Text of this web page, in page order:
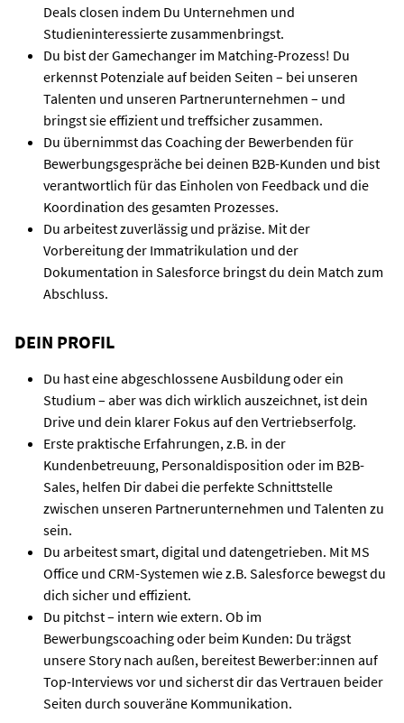
Deals closen indem Du Unternehmen und
Studieninteressierte zusammenbringst.
Du bist der Gamechanger im Matching-Prozess! Du
erkennst Potenziale auf beiden Seiten – bei unseren
Talenten und unseren Partnerunternehmen – und
bringst sie effizient und treffsicher zusammen.
Du übernimmst das Coaching der Bewerbenden für
Bewerbungsgespräche bei deinen B2B-Kunden und bist
verantwortlich für das Einholen von Feedback und die
Koordination des gesamten Prozesses.
Du arbeitest zuverlässig und präzise. Mit der
Vorbereitung der Immatrikulation und der
Dokumentation in Salesforce bringst du dein Match zum
Abschluss.
DEIN PROFIL
Du hast eine abgeschlossene Ausbildung oder ein
Studium – aber was dich wirklich auszeichnet, ist dein
Drive und dein klarer Fokus auf den Vertriebserfolg.
Erste praktische Erfahrungen, z.B. in der
Kundenbetreuung, Personaldisposition oder im B2B-
Sales, helfen Dir dabei die perfekte Schnittstelle
zwischen unseren Partnerunternehmen und Talenten zu
sein.
Du arbeitest smart, digital und datengetrieben. Mit MS
Office und CRM-Systemen wie z.B. Salesforce bewegst du
dich sicher und effizient.
Du pitchst – intern wie extern. Ob im
Bewerbungscoaching oder beim Kunden: Du trägst
unsere Story nach außen, bereitest Bewerber:innen auf
Top-Interviews vor und sicherst dir das Vertrauen beider
Seiten durch souveräne Kommunikation.